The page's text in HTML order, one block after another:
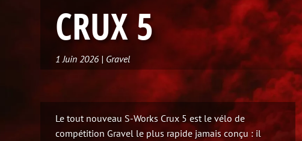
CRUX 5
1 Juin 2026 | Gravel
Le tout nouveau S-Works Crux 5 est le vélo de
compétition Gravel le plus rapide jamais conçu : il